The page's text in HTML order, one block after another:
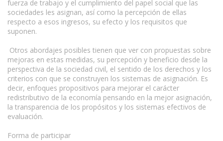
fuerza de trabajo y el cumplimiento del papel social que las
sociedades les asignan, así como la percepción de ellas
respecto a esos ingresos, su efecto y los requisitos que
suponen.
Otros abordajes posibles tienen que ver con propuestas sobre
mejoras en estas medidas, su percepción y beneficio desde la
perspectiva de la sociedad civil, el sentido de los derechos y los
criterios con que se construyen los sistemas de asignación. Es
decir, enfoques propositivos para mejorar el carácter
redistributivo de la economía pensando en la mejor asignación,
la transparencia de los propósitos y los sistemas efectivos de
evaluación.
Forma de participar